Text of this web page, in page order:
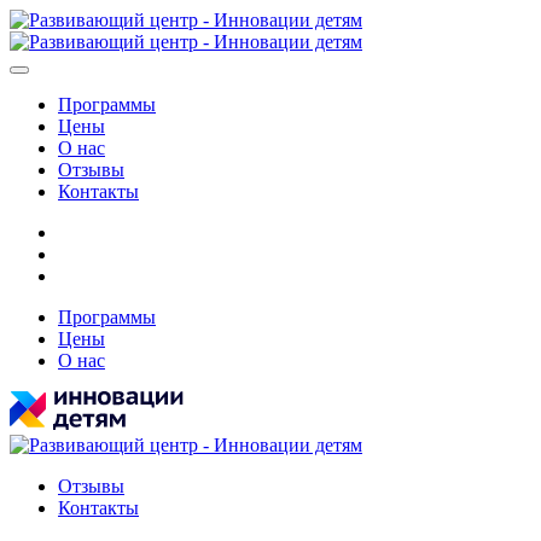
Программы
Цены
О нас
Отзывы
Контакты
Программы
Цены
О нас
Отзывы
Контакты